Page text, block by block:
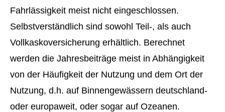
Fahrlässigkeit meist nicht eingeschlossen.
Selbstverständlich sind sowohl Teil-, als auch
Vollkaskoversicherung erhältlich. Berechnet
werden die Jahresbeiträge meist in Abhängigkeit
von der Häufigkeit der Nutzung und dem Ort der
Nutzung, d.h. auf Binnengewässern deutschland-
oder europaweit, oder sogar auf Ozeanen.